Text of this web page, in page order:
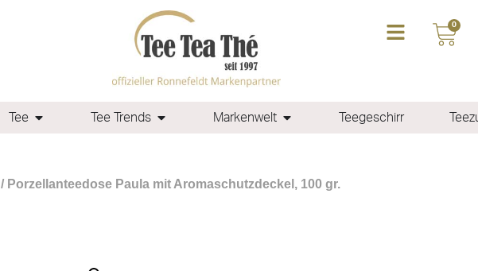
0
Tee Tee Trends Markenwelt Teegeschirr
/ Porzellanteedose Paula mit Aromaschutzdeckel, 100 gr.